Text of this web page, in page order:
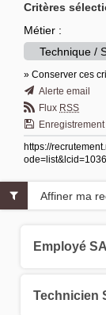
Critères
Métier :
Technique /
» Conserver ces
Alerte email
Flux RSS
Enregistrement
https://
Employé
Technicien
Affiner ma